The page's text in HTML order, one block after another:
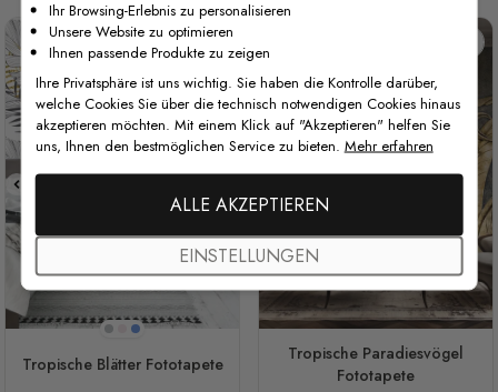
Hellgrau
Rosa
Blau
Tropische Blätter Fototapete
Tropische Paradiesvögel
Fototapete
Ihr Browsing-Erlebnis zu personalisieren
Unsere Website zu optimieren
Ihnen passende Produkte zu zeigen
Ihre Privatsphäre ist uns wichtig. Sie haben die Kontrolle darüber,
welche Cookies Sie über die technisch notwendigen Cookies hinaus
akzeptieren möchten. Mit einem Klick auf "Akzeptieren" helfen Sie
uns, Ihnen den bestmöglichen Service zu bieten. Mehr erfahren
ALLE AKZEPTIEREN
EINSTELLUNGEN